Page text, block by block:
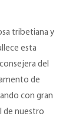
tribetiana y
esta
del
de
con gran
de nuestro